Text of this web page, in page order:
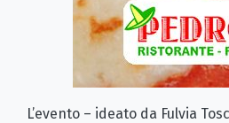
L’evento – ideato da Fulvia